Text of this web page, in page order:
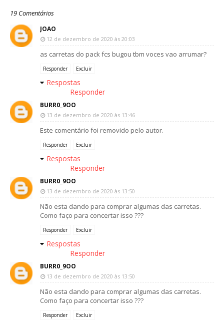
19 Comentários
JOAO
12 de dezembro de 2020 às 20:03
as carretas do pack fcs bugou tbm voces vao arrumar?
Responder Excluir
Respostas
Responder
BURR0_9OO
13 de dezembro de 2020 às 13:46
Este comentário foi removido pelo autor.
Responder Excluir
Respostas
Responder
BURR0_9OO
13 de dezembro de 2020 às 13:50
Não esta dando para comprar algumas das carretas.
Como faço para concertar isso ???
Responder Excluir
Respostas
Responder
BURR0_9OO
13 de dezembro de 2020 às 13:50
Não esta dando para comprar algumas das carretas.
Como faço para concertar isso ???
Responder Excluir